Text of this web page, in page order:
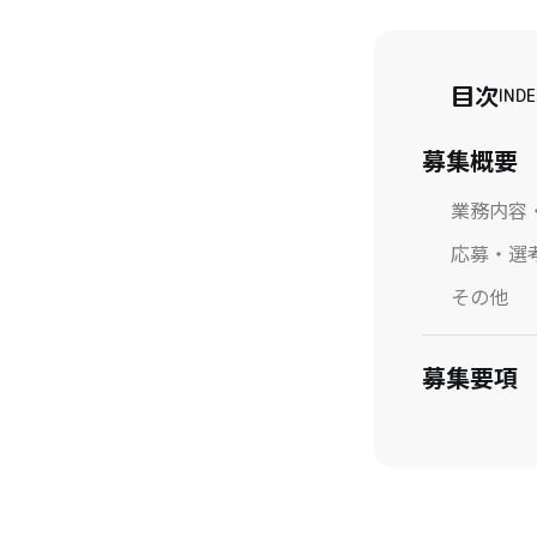
目次
募集概要
業務内容
応募・選
その他
募集要項